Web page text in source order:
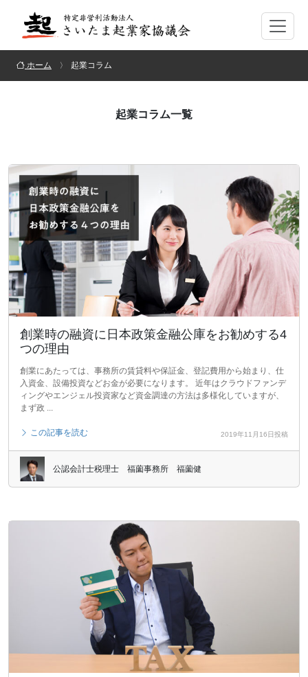
ホーム 起業コラム
起業コラム一覧
創業時の融資に日本政策金融公庫をお勧めする4
つの理由
創業にあたっては、事務所の賃貸料や保証金、登記費用から始まり、仕
入資金、設備投資などお金が必要になります。 近年はクラウドファンデ
ィングやエンジェル投資家など資金調達の方法は多様化していますが、
まず政 ...
この記事を読む 2019年11月16日投稿
公認会計士税理士 福薗事務所 福薗健